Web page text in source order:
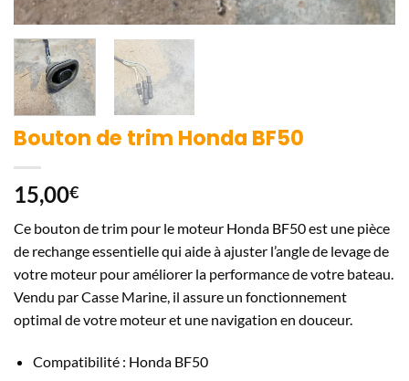
Bouton de trim Honda BF50
15,00€
Ce bouton de trim pour le moteur Honda BF50 est une pièce
de rechange essentielle qui aide à ajuster l’angle de levage de
votre moteur pour améliorer la performance de votre bateau.
Vendu par Casse Marine, il assure un fonctionnement
optimal de votre moteur et une navigation en douceur.
Compatibilité : Honda BF50